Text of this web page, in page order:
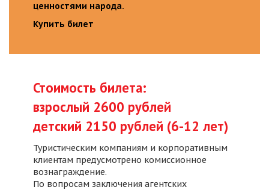
ценностями народа.
Купить билет
Стоимость билета:
взрослый 2600 рублей
детский 2150 рублей (6-12 лет)
Туристическим компаниям и корпоративным
клиентам предусмотрено комиссионное
вознаграждение.
По вопросам заключения агентских